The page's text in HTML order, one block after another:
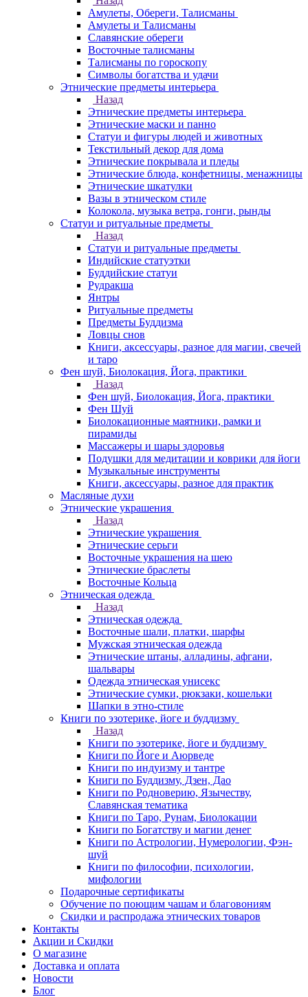
Амулеты, Обереги, Талисманы
Амулеты и Талисманы
Славянские обереги
Восточные талисманы
Талисманы по гороскопу
Символы богатства и удачи
Этнические предметы интерьера
Назад
Этнические предметы интерьера
Этнические маски и панно
Статуи и фигуры людей и животных
Текстильный декор для дома
Этнические покрывала и пледы
Этнические блюда, конфетницы, менажницы
Этнические шкатулки
Вазы в этническом стиле
Колокола, музыка ветра, гонги, рынды
Статуи и ритуальные предметы
Назад
Статуи и ритуальные предметы
Индийские статуэтки
Буддийские статуи
Рудракша
Янтры
Ритуальные предметы
Предметы Буддизма
Ловцы снов
Книги, аксессуары, разное для магии, свечей
и таро
Фен шуй, Биолокация, Йога, практики
Назад
Фен шуй, Биолокация, Йога, практики
Фен Шуй
Биолокационные маятники, рамки и
пирамиды
Массажеры и шары здоровья
Подушки для медитации и коврики для йоги
Музыкальные инструменты
Книги, аксессуары, разное для практик
Масляные духи
Этнические украшения
Назад
Этнические украшения
Этнические серьги
Восточные украшения на шею
Этнические браслеты
Восточные Кольца
Этническая одежда
Назад
Этническая одежда
Восточные шали, платки, шарфы
Мужская этническая одежда
Этнические штаны, алладины, афгани,
шальвары
Одежда этническая унисекс
Этнические сумки, рюкзаки, кошельки
Шапки в этно-стиле
Книги по эзотерике, йоге и буддизму
Назад
Книги по эзотерике, йоге и буддизму
Книги по Йоге и Аюрведе
Книги по индуизму и тантре
Книги по Буддизму, Дзен, Дао
Книги по Родноверию, Язычеству,
Славянская тематика
Книги по Таро, Рунам, Биолокации
Книги по Богатству и магии денег
Книги по Астрологии, Нумерологии, Фэн-
шуй
Книги по философии, психологии,
мифологии
Подарочные сертификаты
Обучение по поющим чашам и благовониям
Скидки и распродажа этнических товаров
Контакты
Акции и Скидки
О магазине
Доставка и оплата
Новости
Блог